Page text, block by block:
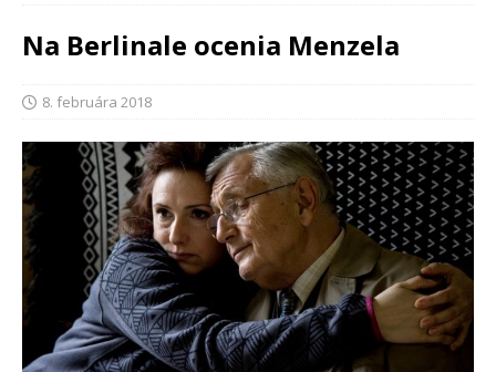
Na Berlinale ocenia Menzela
8. februára 2018